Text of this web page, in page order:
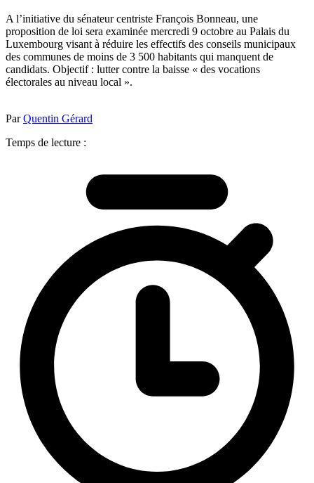
A l’initiative du sénateur centriste François Bonneau, une
proposition de loi sera examinée mercredi 9 octobre au Palais du
Luxembourg visant à réduire les effectifs des conseils municipaux
des communes de moins de 3 500 habitants qui manquent de
candidats. Objectif : lutter contre la baisse « des vocations
électorales au niveau local ».
ParQuentin Gérard
Temps de lecture :